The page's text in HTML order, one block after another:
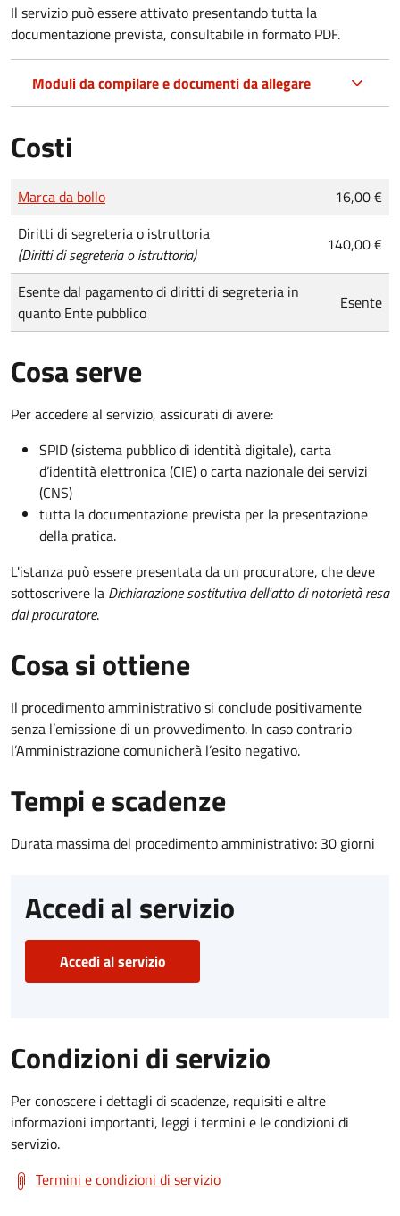
Il servizio può essere attivato presentando tutta la
documentazione prevista, consultabile in formato PDF.
Moduli da compilare e documenti da allegare
Costi
Tipo di pagamento
Importo
Marca da bollo
16,00 €
Diritti di segreteria o istruttoria
(Diritti di segreteria o istruttoria)
140,00 €
Esente dal pagamento di diritti di segreteria in
quanto Ente pubblico
Esente
Cosa serve
Per accedere al servizio, assicurati di avere:
SPID (sistema pubblico di identità digitale), carta
d’identità elettronica (CIE) o carta nazionale dei servizi
(CNS)
tutta la documentazione prevista per la presentazione
della pratica.
L'istanza può essere presentata da un procuratore, che deve
sottoscrivere la Dichiarazione sostitutiva dell'atto di notorietà resa
dal procuratore.
Cosa si ottiene
Il procedimento amministrativo si conclude positivamente
senza l’emissione di un provvedimento. In caso contrario
l’Amministrazione comunicherà l’esito negativo.
Tempi e scadenze
Durata massima del procedimento amministrativo: 30 giorni
Accedi al servizio
Accedi al servizio
Condizioni di servizio
Per conoscere i dettagli di scadenze, requisiti e altre
informazioni importanti, leggi i termini e le condizioni di
servizio.
Termini e condizioni di servizio